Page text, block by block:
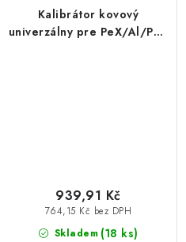
Kalibrátor kovový
univerzálny pre PeX/Al/PeX
Skladem (18 ks)
764,15 Kč bez DPH
939,91 Kč